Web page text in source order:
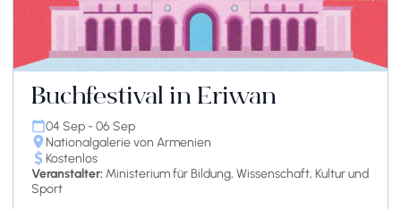
Buchfestival in Eriwan
04 Sep - 06 Sep
Nationalgalerie von Armenien
Kostenlos
Veranstalter: Ministerium für Bildung, Wissenschaft, Kultur und
Sport